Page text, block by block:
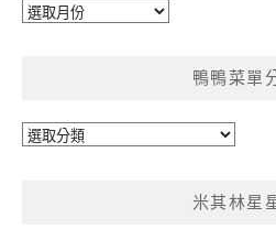
彙
鴨鴨菜單
鴨
米其林星